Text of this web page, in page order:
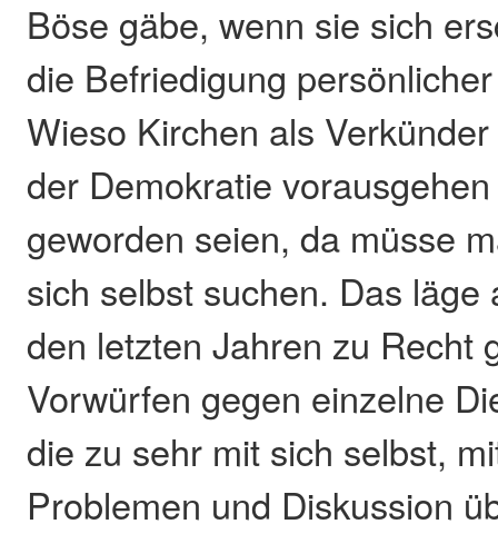
Böse gäbe, wenn sie sich
die Befriedigung
Wieso Kirchen als
der Demokratie
geworden seien, da müsse
sich selbst suchen. Das läge
den letzten Jahren zu Recht
Vorwürfen gegen einzelne
die zu sehr mit sich selbst,
Problemen und Diskussion